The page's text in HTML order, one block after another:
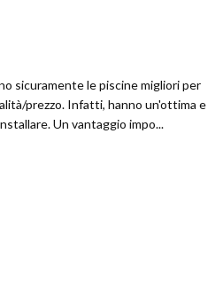
sicuramente le piscine migliori per
prezzo. Infatti, hanno un'ottima e
Un vantaggio impo...